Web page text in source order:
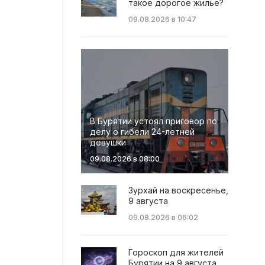
такое дорогое жильё?
09.08.2026 в 10:47
В Бурятии устоял приговор по
делу о гибели 24-летней
девушки
09.08.2026 в 08:00
Зурхай на воскресенье,
9 августа
09.08.2026 в 06:02
Гороскоп для жителей